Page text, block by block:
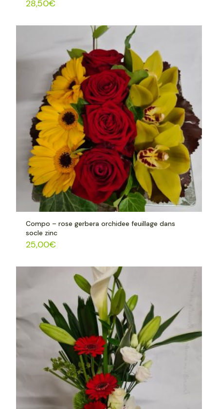
28,50€
Compo – rose gerbera orchidee feuillage dans
socle zinc
25,00€